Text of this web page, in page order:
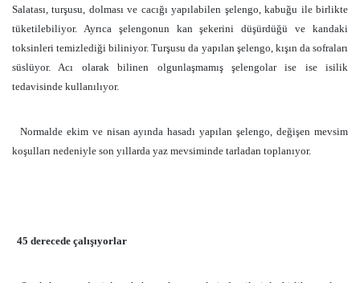
Salatası, turşusu, dolması ve cacığı yapılabilen şelengo, kabuğu ile birlikte
tüketilebiliyor. Ayrıca şelengonun kan şekerini düşürdüğü ve kandaki
toksinleri temizlediği biliniyor. Turşusu da yapılan şelengo, kışın da sofraları
süslüyor. Acı olarak bilinen olgunlaşmamış şelengolar ise ise isilik
tedavisinde kullanılıyor.
Normalde ekim ve nisan ayında hasadı yapılan şelengo, değişen mevsim
koşulları nedeniyle son yıllarda yaz mevsiminde tarladan toplanıyor.
45 derecede çalışıyorlar